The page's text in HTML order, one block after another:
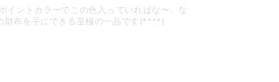
イントカラーでこの色入っていればな〜、な
財布を手にできる至極の一品です(*^^*)